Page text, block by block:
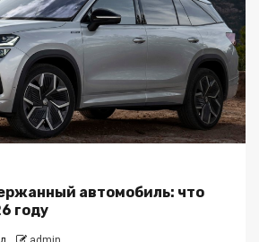
автомобиль: что
году